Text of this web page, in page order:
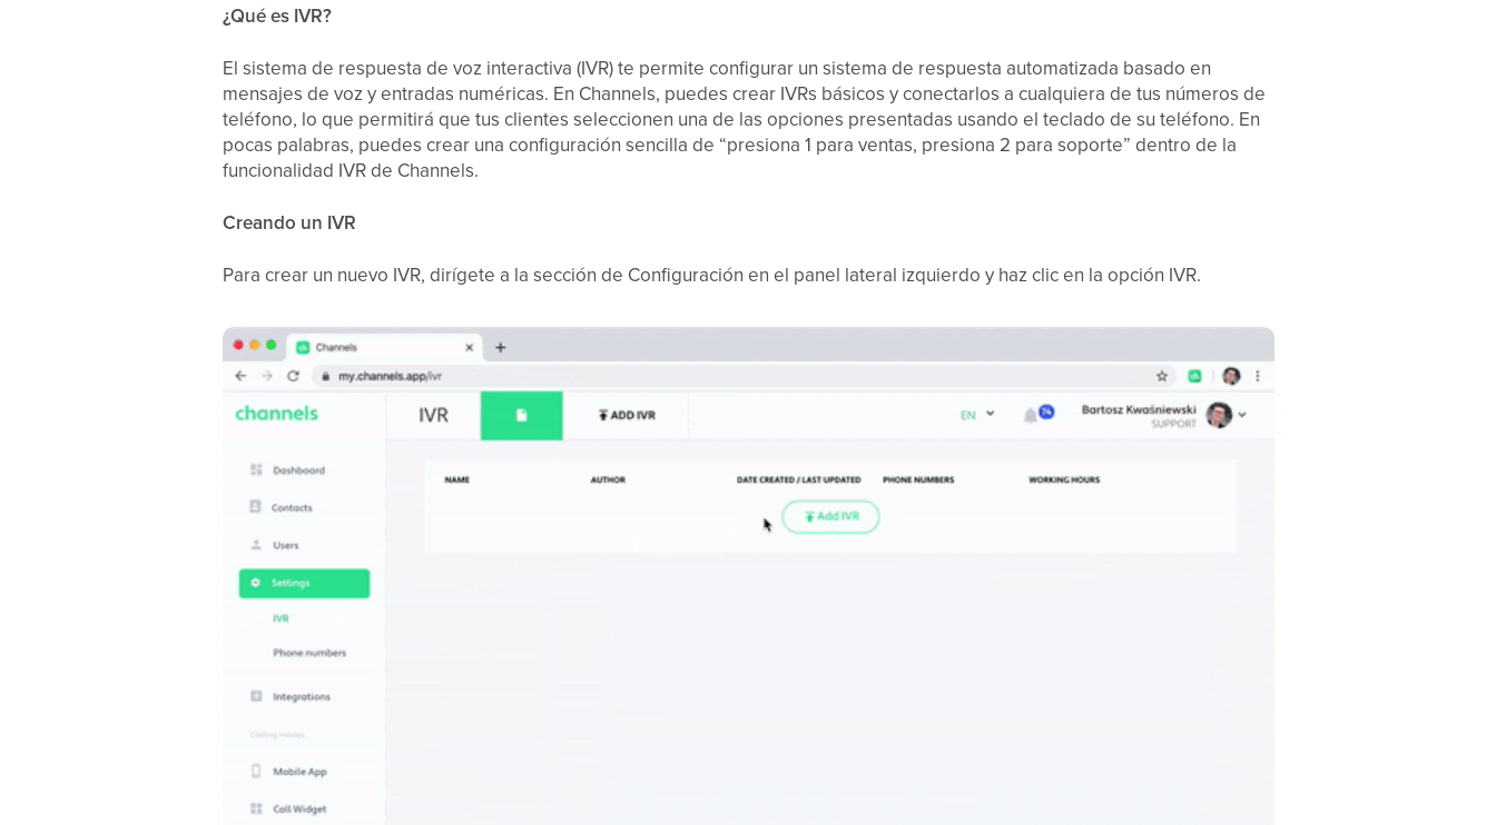
¿Qué es IVR?
El sistema de respuesta de voz interactiva (IVR) te permite configurar un sistema de respuesta automatizada basado en
mensajes de voz y entradas numéricas. En Channels, puedes crear IVRs básicos y conectarlos a cualquiera de tus números de
teléfono, lo que permitirá que tus clientes seleccionen una de las opciones presentadas usando el teclado de su teléfono. En
pocas palabras, puedes crear una configuración sencilla de “presiona 1 para ventas, presiona 2 para soporte” dentro de la
funcionalidad IVR de Channels.
Creando un IVR
Para crear un nuevo IVR, dirígete a la sección de Configuración en el panel lateral izquierdo y haz clic en la opción IVR.